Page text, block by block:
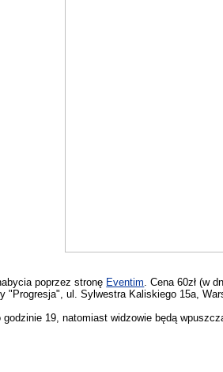
poprzez stronę Eventim . Cena 60zł (w
"Progresja", ul. Sylwestra Kaliskiego 15a,
19, natomiast widzowie będą